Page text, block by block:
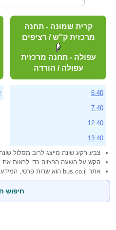
קרית שמונה - תחנה
מרכזית ק''ש / רציפים
עפולה - תחנה מרכזית
עפולה / הורדה
6:40
7:40
12:40
13:40
צבע רקע שונה מייצג לרוב מסלול
הקש על השעה הרצויה כדי לראות את
אתר bus.co.il הוא שרות פרטי, המידע ניתן ללא אחריות
חיפוש